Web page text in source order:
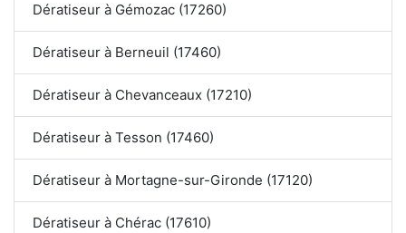
Dératiseur à Gémozac (17260)
Dératiseur à Berneuil (17460)
Dératiseur à Chevanceaux (17210)
Dératiseur à Tesson (17460)
Dératiseur à Mortagne-sur-Gironde (17120)
Dératiseur à Chérac (17610)